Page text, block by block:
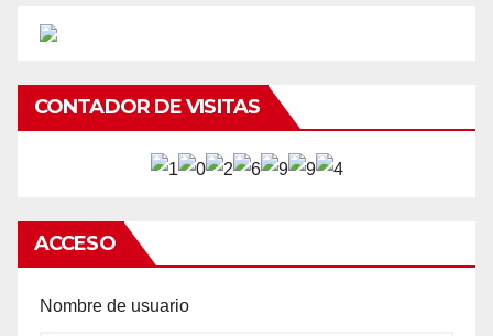
CONTADOR DE VISITAS
ACCESO
Nombre de usuario